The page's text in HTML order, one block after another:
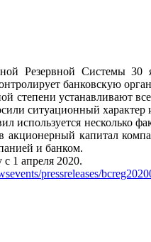
Резервной Системы
банковскую
степени устанавливают
ситуационный
используется несколько
капитал
и банком.
1 апреля 2020.
pressreleases/